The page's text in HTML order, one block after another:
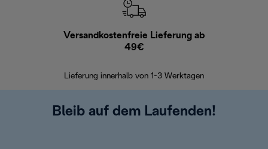
Versandkostenfreie Lieferung ab
49€
Lieferung innerhalb von 1-3 Werktagen
Bleib auf dem Laufenden!